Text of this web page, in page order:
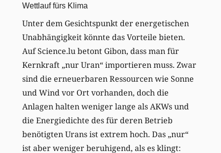
Wettlauf fürs Klima
Unter dem Gesichtspunkt der energetischen
Unabhängigkeit könnte das Vorteile bieten.
Auf Science.lu betont Gibon, dass man für
Kernkraft „nur Uran“ importieren muss. Zwar
sind die erneuerbaren Ressourcen wie Sonne
und Wind vor Ort vorhanden, doch die
Anlagen halten weniger lange als AKWs und
die Energiedichte des für deren Betrieb
benötigten Urans ist extrem hoch. Das „nur“
ist aber weniger beruhigend, als es klingt: